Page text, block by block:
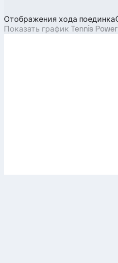
Отображения хода поединка
Показать график Tennis Power